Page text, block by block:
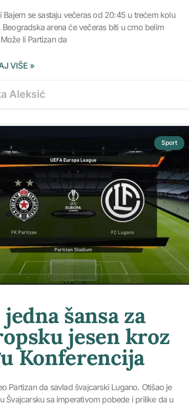
Bajern se sastaju večeras od 20:45 u trećem kolu
Beogradska arena će večeras biti u crno belim
li Partizan da
VIŠE »
Aleksić
Sport
jedna šansa za
jesen kroz
Konferencija
Partizan da savlad švajcarski Lugano. Otišao je
Švajcarsku sa imperativom pobede i prilike da u